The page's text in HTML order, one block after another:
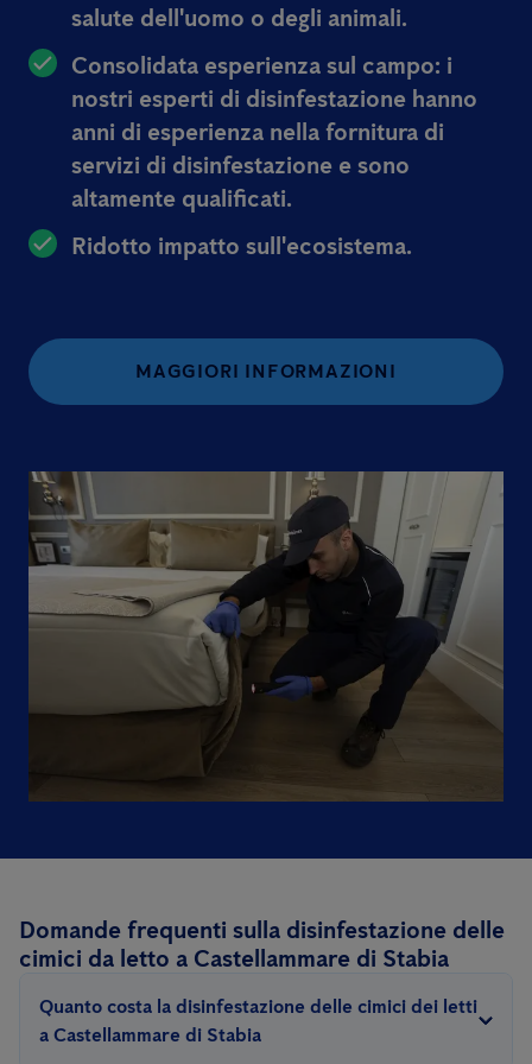
salute dell'uomo o degli animali.
Consolidata esperienza sul campo: i
nostri esperti di disinfestazione hanno
anni di esperienza nella fornitura di
servizi di disinfestazione e sono
altamente qualificati.
Ridotto impatto sull'ecosistema.
MAGGIORI INFORMAZIONI
Domande frequenti sulla disinfestazione delle
cimici da letto a Castellammare di Stabia
Quanto costa la disinfestazione delle cimici dei letti
a Castellammare di Stabia